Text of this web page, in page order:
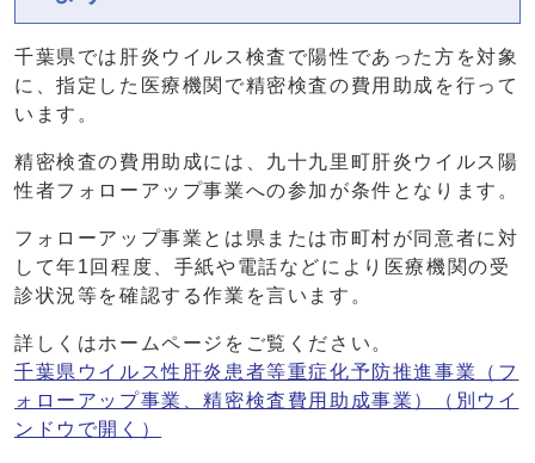
千葉県では肝炎ウイルス検査で陽性であった方を対象
に、指定した医療機関で精密検査の費用助成を行って
います。
精密検査の費用助成には、九十九里町肝炎ウイルス陽
性者フォローアップ事業への参加が条件となります。
フォローアップ事業とは県または市町村が同意者に対
して年1回程度、手紙や電話などにより医療機関の受
診状況等を確認する作業を言います。
詳しくはホームページをご覧ください。
千葉県ウイルス性肝炎患者等重症化予防推進事業（フ
ォローアップ事業、精密検査費用助成事業）
（別ウイ
ンドウで開く）